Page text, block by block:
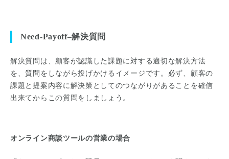
Need-Payoff–解決質問
解決質問は、顧客が認識した課題に対する適切な解決方法
を、質問をしながら投げかけるイメージです。必ず、顧客の
課題と提案内容に解決策としてのつながりがあることを確信
出来てからこの質問をしましょう。
オンライン商談ツールの営業の場合